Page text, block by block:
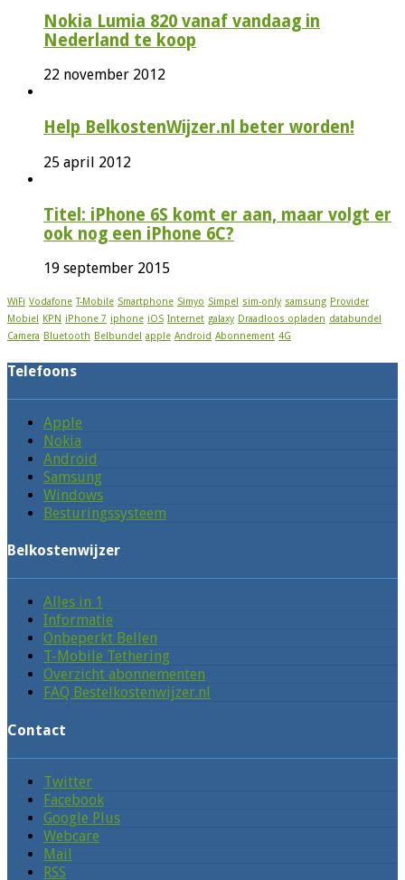
Nokia Lumia 820 vanaf vandaag in
Nederland te koop
22 november 2012
Help BelkostenWijzer.nl beter worden!
25 april 2012
Titel: iPhone 6S komt er aan, maar volgt er
ook nog een iPhone 6C?
19 september 2015
WiFi Vodafone T-Mobile Smartphone Simyo Simpel sim-only samsung Provider
Mobiel
KPN iPhone 7 iphone iOS Internet galaxy Draadloos opladen databundel
Camera Bluetooth Belbundel apple Android Abonnement 4G
Telefoons
Apple
Nokia
Android
Samsung
Windows
Besturingssysteem
Belkostenwijzer
Alles in 1
Informatie
Onbeperkt Bellen
T-Mobile Tethering
Overzicht abonnementen
FAQ Bestelkostenwijzer.nl
Contact
Twitter
Facebook
Google Plus
Webcare
Mail
RSS